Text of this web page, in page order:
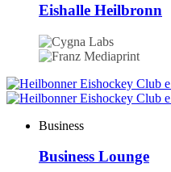
Eishalle Heilbronn
Business
Business Lounge